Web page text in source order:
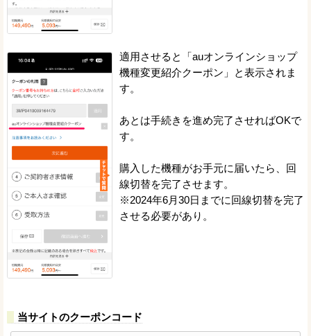
適用させると「auオンラインショップ
機種変更紹介クーポン」と表示されま
す。
あとは手続きを進め完了させればOKで
す。
購入した機種がお手元に届いたら、回
線切替を完了させます。
※2024年6月30日までに回線切替を完了
させる必要があり。
当サイトのクーポンコード